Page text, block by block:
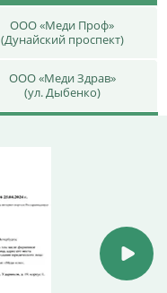
ООО «Меди Проф»
(Дунайский проспект)
ООО «Меди Здрав»
(ул. Дыбенко)